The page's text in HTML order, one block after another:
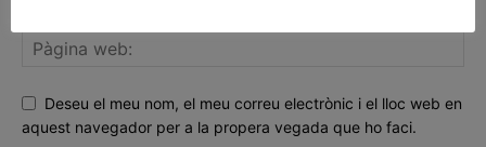
Deseu el meu nom, el meu correu electrònic i el lloc web en
aquest navegador per a la propera vegada que ho faci.